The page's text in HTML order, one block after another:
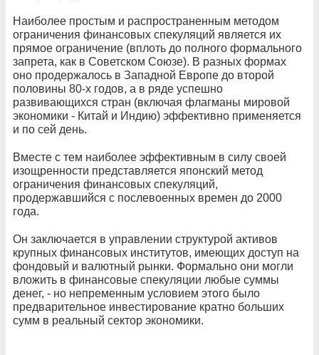
Наиболее простым и распространенным методом
ограничения финансовых спекуляций является их
прямое ограничение (вплоть до полного формального
запрета, как в Советском Союзе). В разных формах
оно продержалось в Западной Европе до второй
половины 80-х годов, а в ряде успешно
развивающихся стран (включая флагманы мировой
экономики - Китай и Индию) эффективно применяется
и по сей день.
Вместе с тем наиболее эффективным в силу своей
изощренности представляется японский метод
ограничения финансовых спекуляций,
продержавшийся с послевоенных времен до 2000
года.
Он заключается в управлении структурой активов
крупных финансовых институтов, имеющих доступ на
фондовый и валютный рынки. Формально они могли
вложить в финансовые спекуляции любые суммы
денег, - но непременным условием этого было
предварительное инвестирование кратно больших
сумм в реальный сектор экономики.